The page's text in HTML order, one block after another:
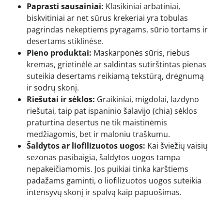
Paprasti sausainiai: Klasikiniai arbatiniai,
biskvitiniai ar net sūrus krekeriai yra tobulas
pagrindas nekeptiems pyragams, sūrio tortams ir
desertams stiklinėse.
Pieno produktai: Maskarponės sūris, riebus
kremas, grietinėlė ar saldintas sutirštintas pienas
suteikia desertams reikiamą tekstūrą, drėgnumą
ir sodrų skonį.
Riešutai ir sėklos: Graikiniai, migdolai, lazdyno
riešutai, taip pat ispaninio šalavijo (chia) sėklos
praturtina desertus ne tik maistinėmis
medžiagomis, bet ir maloniu traškumu.
Šaldytos ar liofilizuotos uogos: Kai šviežių vaisių
sezonas pasibaigia, šaldytos uogos tampa
nepakeičiamomis. Jos puikiai tinka karštiems
padažams gaminti, o liofilizuotos uogos suteikia
intensyvų skonį ir spalvą kaip papuošimas.